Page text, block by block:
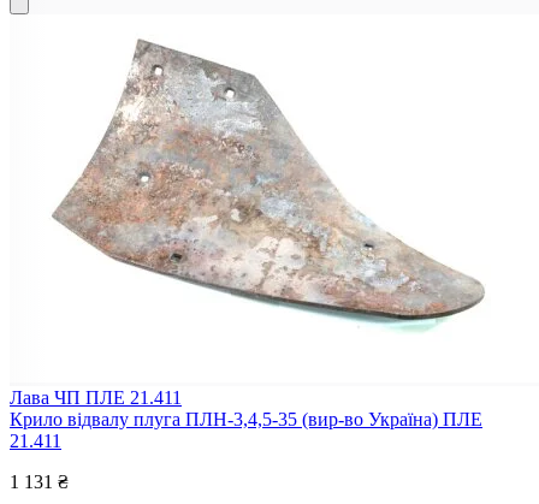
Лава ЧП ПЛЕ 21.411
Крило відвалу плуга ПЛН-3,4,5-35 (вир-во Україна) ПЛЕ
21.411
1 131 ₴